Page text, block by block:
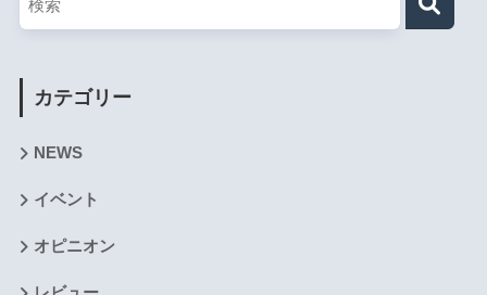
カテゴリー
NEWS
イベント
オピニオン